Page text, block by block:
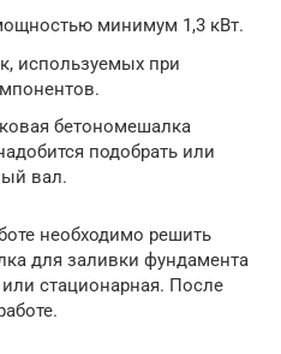
минимум 1,3 кВт.
используемых при
бетономешалка
подобрать или
вал.
необходимо решить
для заливки фундамента
стационарная. После